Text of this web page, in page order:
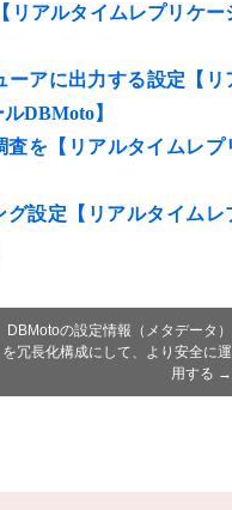
リアルタイムレプリケー
ーアに出力する設定【リ
DBMoto】
査を【リアルタイムレプ
グ設定【リアルタイムレ
DBMotoの設定情報（メタデータ）
を冗長化構成にして、より安全に運
用する →